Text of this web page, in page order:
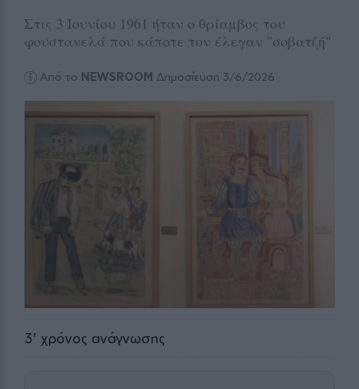
Στις 3 Ιουνίου 1961 ήταν ο θρίαμβος του
φουστανελά που κάποτε τον έλεγαν "σοβατζή"
Από το NEWSROOM Δημοσίευση 3/6/2026
3' χρόνος ανάγνωσης